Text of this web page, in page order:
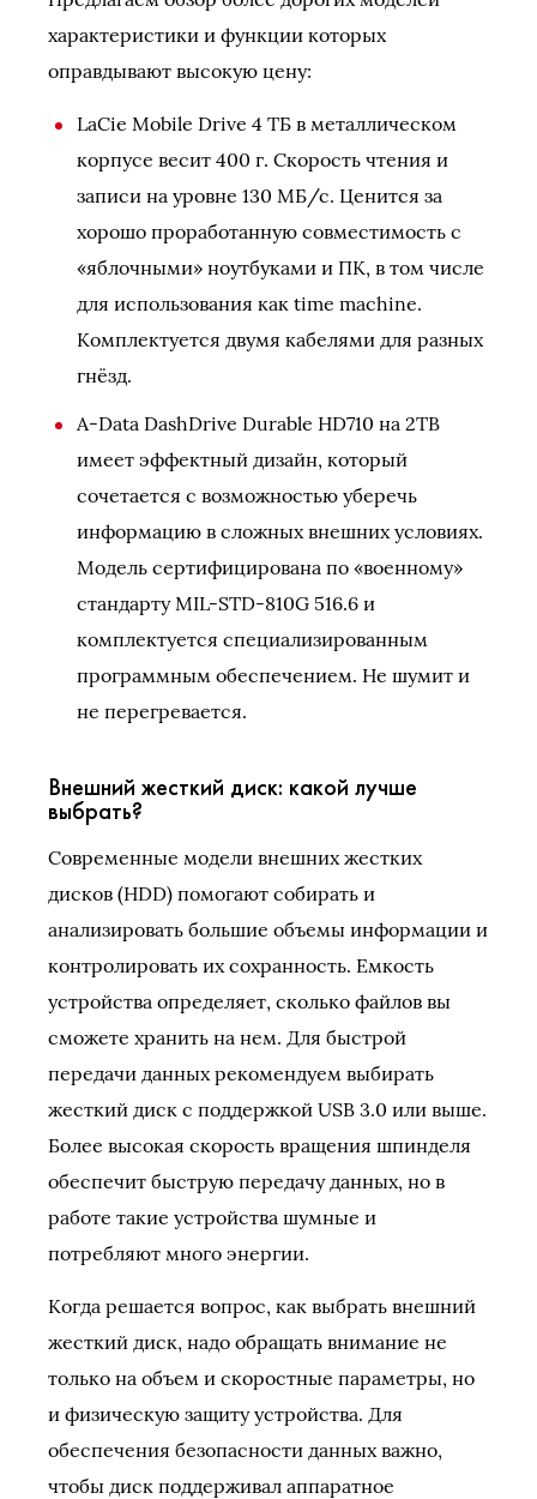
характеристики и функции которых
оправдывают высокую цену:
LaCie Mobile Drive 4 ТБ в металлическом
корпусе весит 400 г. Скорость чтения и
записи на уровне 130 МБ/с. Ценится за
хорошо проработанную совместимость с
«яблочными» ноутбуками и ПК, в том числе
для использования как time machine.
Комплектуется двумя кабелями для разных
гнёзд.
A-Data DashDrive Durable HD710 на 2TB
имеет эффектный дизайн, который
сочетается с возможностью уберечь
информацию в сложных внешних условиях.
Модель сертифицирована по «военному»
стандарту MIL-STD-810G 516.6 и
комплектуется специализированным
программным обеспечением. Не шумит и
не перегревается.
Внешний жесткий диск: какой лучше
выбрать?
Современные модели внешних жестких
дисков (HDD) помогают собирать и
анализировать большие объемы информации и
контролировать их сохранность. Емкость
устройства определяет, сколько файлов вы
сможете хранить на нем. Для быстрой
передачи данных рекомендуем выбирать
жесткий диск с поддержкой USB 3.0 или выше.
Более высокая скорость вращения шпинделя
обеспечит быструю передачу данных, но в
работе такие устройства шумные и
потребляют много энергии.
Когда решается вопрос, как выбрать внешний
жесткий диск, надо обращать внимание не
только на объем и скоростные параметры, но
и физическую защиту устройства. Для
обеспечения безопасности данных важно,
чтобы диск поддерживал аппаратное